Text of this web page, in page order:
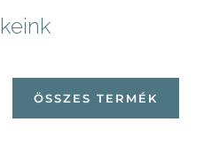
ÖSSZES TERMÉK